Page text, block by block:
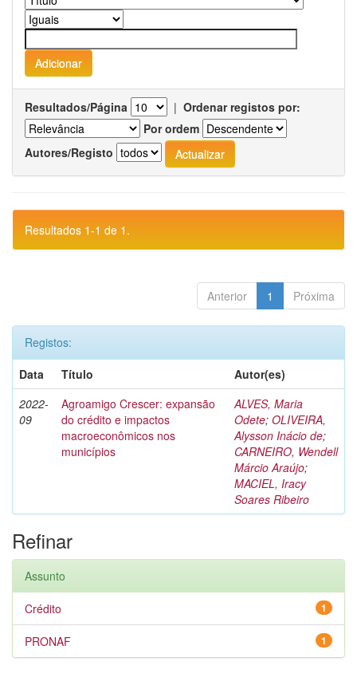
Resultados/Página | Ordenar registos por:
Por ordem
Autores/Registo
Resultados 1-1 de 1.
Anterior 1 Próxima
Registos:
Data
Título
Autor(es)
2022-
09
Agroamigo Crescer: expansão
do crédito e impactos
macroeconômicos nos
municípios
ALVES, Maria
Odete; OLIVEIRA,
Alysson Inácio de;
CARNEIRO, Wendell
Márcio Araújo;
MACIEL, Iracy
Soares Ribeiro
Refinar
Assunto
1
Crédito
1
PRONAF